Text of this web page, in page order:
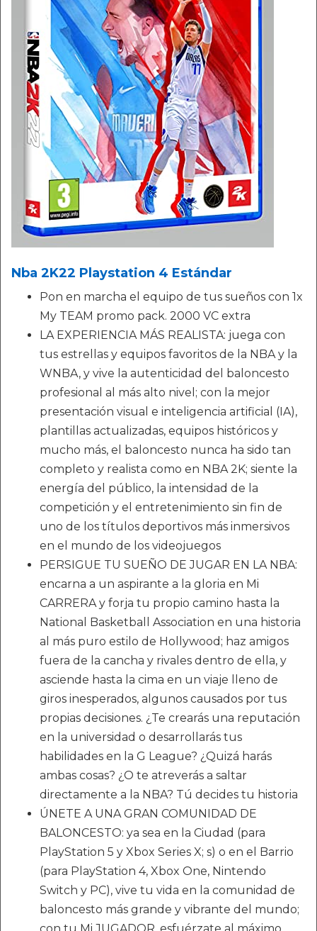
Nba 2K22 Playstation 4 Estándar
Pon en marcha el equipo de tus sueños con 1x
My TEAM promo pack. 2000 VC extra
LA EXPERIENCIA MÁS REALISTA: juega con
tus estrellas y equipos favoritos de la NBA y la
WNBA, y vive la autenticidad del baloncesto
profesional al más alto nivel; con la mejor
presentación visual e inteligencia artificial (IA),
plantillas actualizadas, equipos históricos y
mucho más, el baloncesto nunca ha sido tan
completo y realista como en NBA 2K; siente la
energía del público, la intensidad de la
competición y el entretenimiento sin fin de
uno de los títulos deportivos más inmersivos
en el mundo de los videojuegos
PERSIGUE TU SUEÑO DE JUGAR EN LA NBA:
encarna a un aspirante a la gloria en Mi
CARRERA y forja tu propio camino hasta la
National Basketball Association en una historia
al más puro estilo de Hollywood; haz amigos
fuera de la cancha y rivales dentro de ella, y
asciende hasta la cima en un viaje lleno de
giros inesperados, algunos causados por tus
propias decisiones. ¿Te crearás una reputación
en la universidad o desarrollarás tus
habilidades en la G League? ¿Quizá harás
ambas cosas? ¿O te atreverás a saltar
directamente a la NBA? Tú decides tu historia
ÚNETE A UNA GRAN COMUNIDAD DE
BALONCESTO: ya sea en la Ciudad (para
PlayStation 5 y Xbox Series X; s) o en el Barrio
(para PlayStation 4, Xbox One, Nintendo
Switch y PC), vive tu vida en la comunidad de
baloncesto más grande y vibrante del mundo;